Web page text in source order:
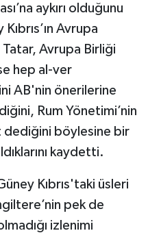
aykırı olduğunu
Avrupa
Tatar, Avrupa Birliği
hep al-ver
AB'nin önerilerine
Rum Yönetimi’nin
dediğini böylesine bir
kaydetti.
Kıbrıs'taki üsleri
pek de
izlenimi